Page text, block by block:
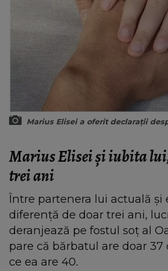
Marius Elisei a oferit declarații
Marius Elisei și iubita
trei ani
Între partenera lui actuală și
diferență de doar trei ani,
deranjează pe fostul soț al
pare că bărbatul are doar
ce ea are 40.